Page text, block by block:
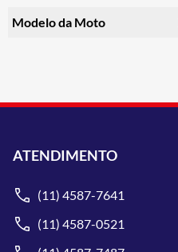
Modelo da Moto
ATENDIMENTO
(11) 4587-7641
(11) 4587-0521